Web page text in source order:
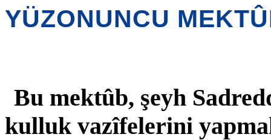
YÜZONUNCU
Bu mektûb, şeyh
kulluk vazîfelerini